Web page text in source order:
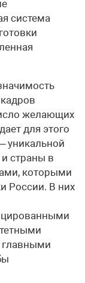
система
желающих
для этого
уникальной
страны в
которыми
России. В них
главными